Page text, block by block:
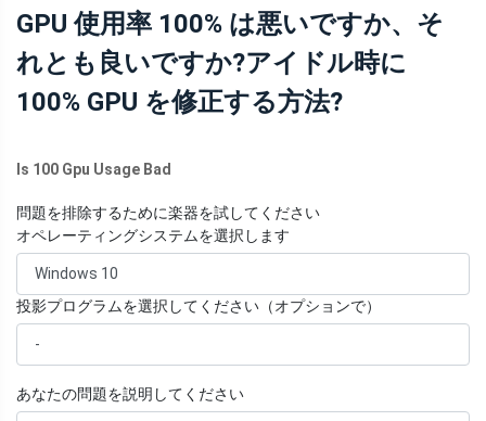
GPU 使用率 100% は悪いですか、そ
れとも良いですか?アイドル時に
100% GPU を修正する方法?
Is 100 Gpu Usage Bad
問題を排除するために楽器を試してください
オペレーティングシステムを選択します
投影プログラムを選択してください（オプションで）
あなたの問題を説明してください